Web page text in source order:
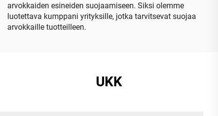
arvokkaiden esineiden suojaamiseen. Siksi olemme
luotettava kumppani yrityksille, jotka tarvitsevat suojaa
arvokkaille tuotteilleen.
UKK